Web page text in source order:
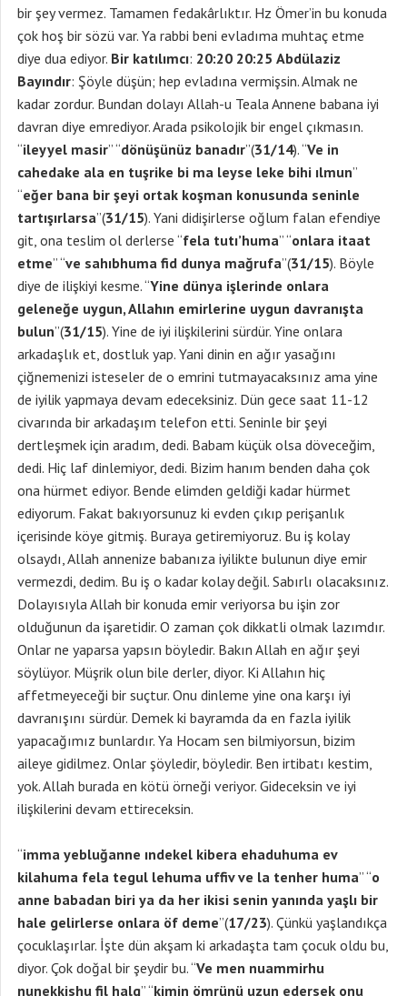
bir şey vermez. Tamamen fedakârlıktır. Hz Ömer’in bu konuda
çok hoş bir sözü var. Ya rabbi beni evladıma muhtaç etme
diye dua ediyor. Bir katılımcı: 20:20 20:25 Abdülaziz
Bayındır: Şöyle düşün; hep evladına vermişsin. Almak ne
kadar zordur. Bundan dolayı Allah-u Teala Annene babana iyi
davran diye emrediyor. Arada psikolojik bir engel çıkmasın.
“ileyyel masir” “dönüşünüz banadır”(31/14). “Ve in
cahedake ala en tuşrike bi ma leyse leke bihi ılmun”
“eğer bana bir şeyi ortak koşman konusunda seninle
tartışırlarsa”(31/15). Yani didişirlerse oğlum falan efendiye
git, ona teslim ol derlerse “fela tutı’huma” “onlara itaat
etme” “ve sahıbhuma fid dunya mağrufa”(31/15). Böyle
diye de ilişkiyi kesme. “Yine dünya işlerinde onlara
geleneğe uygun, Allahın emirlerine uygun davranışta
bulun”(31/15). Yine de iyi ilişkilerini sürdür. Yine onlara
arkadaşlık et, dostluk yap. Yani dinin en ağır yasağını
çiğnemenizi isteseler de o emrini tutmayacaksınız ama yine
de iyilik yapmaya devam edeceksiniz. Dün gece saat 11-12
civarında bir arkadaşım telefon etti. Seninle bir şeyi
dertleşmek için aradım, dedi. Babam küçük olsa döveceğim,
dedi. Hiç laf dinlemiyor, dedi. Bizim hanım benden daha çok
ona hürmet ediyor. Bende elimden geldiği kadar hürmet
ediyorum. Fakat bakıyorsunuz ki evden çıkıp perişanlık
içerisinde köye gitmiş. Buraya getiremiyoruz. Bu iş kolay
olsaydı, Allah annenize babanıza iyilikte bulunun diye emir
vermezdi, dedim. Bu iş o kadar kolay değil. Sabırlı olacaksınız.
Dolayısıyla Allah bir konuda emir veriyorsa bu işin zor
olduğunun da işaretidir. O zaman çok dikkatli olmak lazımdır.
Onlar ne yaparsa yapsın böyledir. Bakın Allah en ağır şeyi
söylüyor. Müşrik olun bile derler, diyor. Ki Allahın hiç
affetmeyeceği bir suçtur. Onu dinleme yine ona karşı iyi
davranışını sürdür. Demek ki bayramda da en fazla iyilik
yapacağımız bunlardır. Ya Hocam sen bilmiyorsun, bizim
aileye gidilmez. Onlar şöyledir, böyledir. Ben irtibatı kestim,
yok. Allah burada en kötü örneği veriyor. Gideceksin ve iyi
ilişkilerini devam ettireceksin.
“imma yebluğanne ındekel kibera ehaduhuma ev
kilahuma fela tegul lehuma uffiv ve la tenher huma” “o
anne babadan biri ya da her ikisi senin yanında yaşlı bir
hale gelirlerse onlara öf deme”(17/23). Çünkü yaşlandıkça
çocuklaşırlar. İşte dün akşam ki arkadaşta tam çocuk oldu bu,
diyor. Çok doğal bir şeydir bu. “Ve men nuammirhu
nunekkishu fil halg” “kimin ömrünü uzun edersek onu